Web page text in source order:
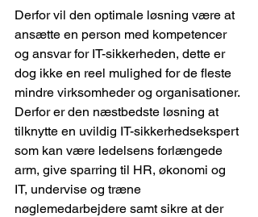
Derfor vil den optimale løsning være at
ansætte en person med kompetencer
og ansvar for IT-sikkerheden, dette er
dog ikke en reel mulighed for de fleste
mindre virksomheder og organisationer.
Derfor er den næstbedste løsning at
tilknytte en uvildig IT-sikkerhedsekspert
som kan være ledelsens forlængede
arm, give sparring til HR, økonomi og
IT, undervise og træne
nøglemedarbejdere samt sikre at der